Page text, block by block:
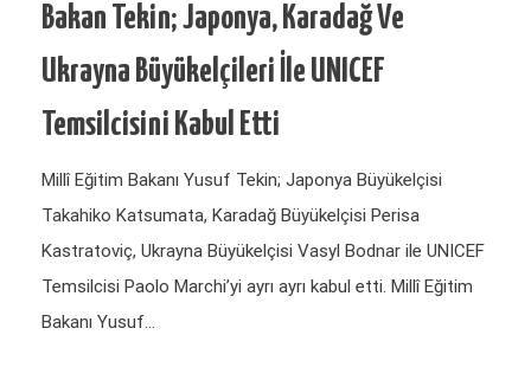
Bakan Tekin; Japonya, Karadağ Ve
Ukrayna Büyükelçileri İle UNICEF
Temsilcisini Kabul Etti
Millî Eğitim Bakanı Yusuf Tekin; Japonya Büyükelçisi
Takahiko Katsumata, Karadağ Büyükelçisi Perisa
Kastratoviç, Ukrayna Büyükelçisi Vasyl Bodnar ile UNICEF
Temsilcisi Paolo Marchi’yi ayrı ayrı kabul etti. Millî Eğitim
Bakanı Yusuf…